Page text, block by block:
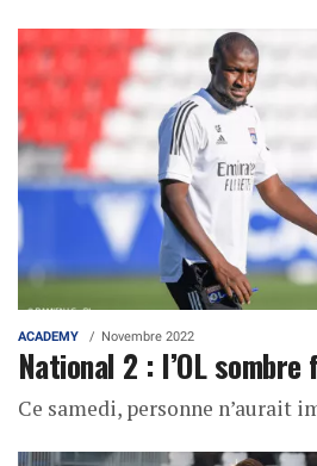
ACADEMY Novembre 2022
National 2 : l’OL
Ce samedi, personne n’aurait